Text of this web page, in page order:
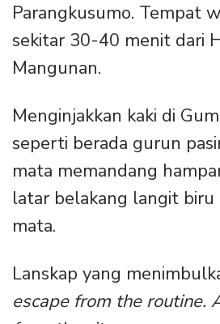
Parangkusumo. Tempat
sekitar 30-40 menit dari
Mangunan.
Menginjakkan kaki di
seperti berada gurun
mata memandang
latar belakang langit biru
mata.
Lanskap yang
escape from the routine.